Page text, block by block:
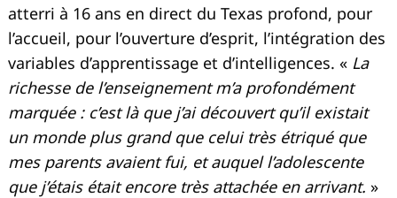
atterri à 16 ans en direct du Texas profond, pour
l’accueil, pour l’ouverture d’esprit, l’intégration des
variables d’apprentissage et d’intelligences. « La
richesse de l’enseignement m’a profondément
marquée : c’est là que j’ai découvert qu’il existait
un monde plus grand que celui très étriqué que
mes parents avaient fui, et auquel l’adolescente
que j’étais était encore très attachée en arrivant. »